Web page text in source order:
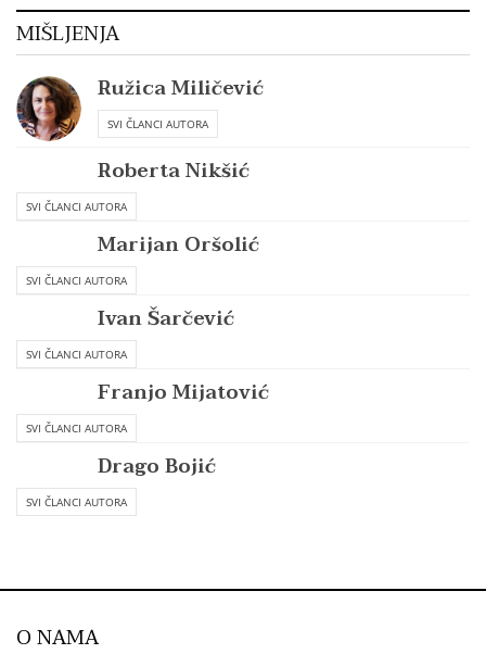
MIŠLJENJA
Ružica Miličević
SVI ČLANCI AUTORA
Roberta Nikšić
SVI ČLANCI AUTORA
Marijan Oršolić
SVI ČLANCI AUTORA
Ivan Šarčević
SVI ČLANCI AUTORA
Franjo Mijatović
SVI ČLANCI AUTORA
Drago Bojić
SVI ČLANCI AUTORA
O NAMA